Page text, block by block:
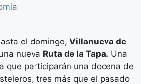
el domingo, Villanueva de
nueva Ruta de la Tapa. Una
que participarán una docena de
tres más que el pasado